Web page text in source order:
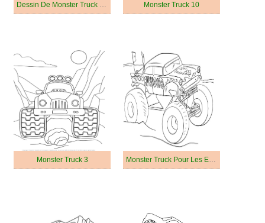
Dessin De Monster Truck Pour Les Enfants Monster Truck 10
Monster Truck 3 Monster Truck Pour Les Enfants De 5 An